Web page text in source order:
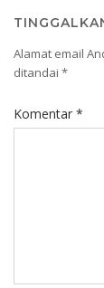
Alamat email
ditandai *
Komentar *